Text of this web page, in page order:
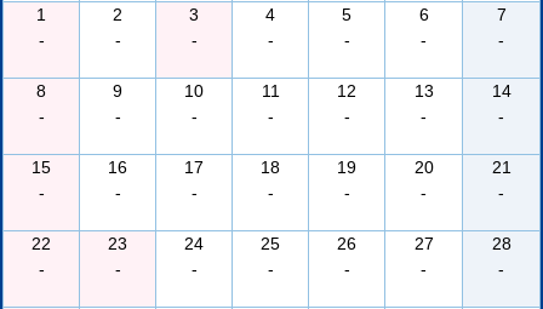
1
-
2
-
3
-
4
-
5
-
6
-
7
-
8
-
9
-
10
-
11
-
12
-
13
-
14
-
15
-
16
-
17
-
18
-
19
-
20
-
21
-
22
-
23
-
24
-
25
-
26
-
27
-
28
-